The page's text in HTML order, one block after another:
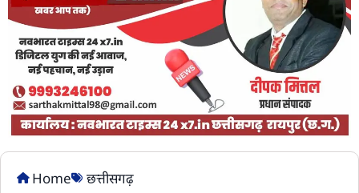
Home छत्तीसगढ़